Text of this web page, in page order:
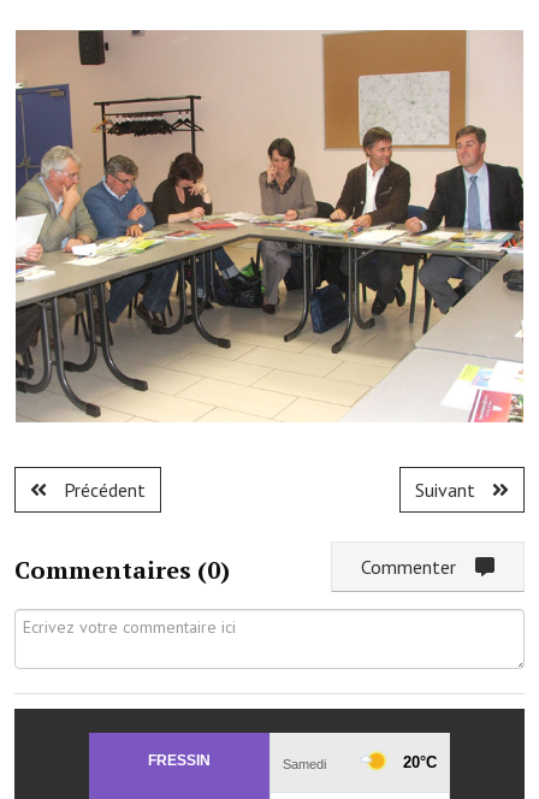
Le bulletin municipal : Fressinfo & Le Fressinois
Toutes les publications
Le village dans l'intercommunalité
Communauté de communes
Autres groupements
Les réseaux partenaires
L'association des maires
L'office de tourisme
VILLE PRATIQUE
Services publics intercommunaux
Affaires scolaires, CCAS
France services
France Renov
Précédent Suivant
Commentaires (0)